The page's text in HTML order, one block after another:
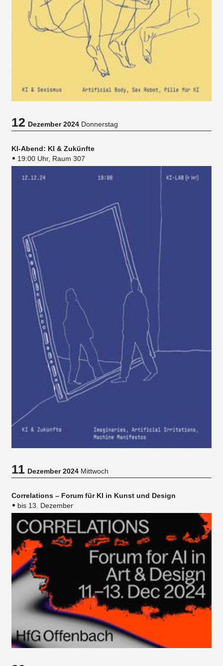
12Dezember 2024 Donnerstag
KI-Abend: KI & Zukünfte
19:00 Uhr, Raum 307
11Dezember 2024 Mittwoch
Correlations – Forum für KI in Kunst und Design
bis 13. Dezember